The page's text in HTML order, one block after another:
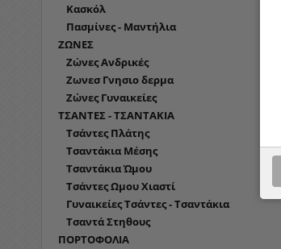
Κασκόλ
Πασμίνες - Μαντήλια
ΖΩΝΕΣ
Ζώνες Ανδρικές
Ζωνεσ Γνησιο δερμα
Ζώνες Γυναικείες
ΤΣΑΝΤΕΣ - ΤΣΑΝΤΑΚΙΑ
Τσάντες Πλάτης
Τσαντάκια Μέσης
Τσαντάκια Ώμου
Τσάντες Ωμου Χιαστί
Γυναικείες Τσάντες - Τσαντάκια
Τσαντά Στηθους
ΠΟΡΤΟΦΟΛΙΑ